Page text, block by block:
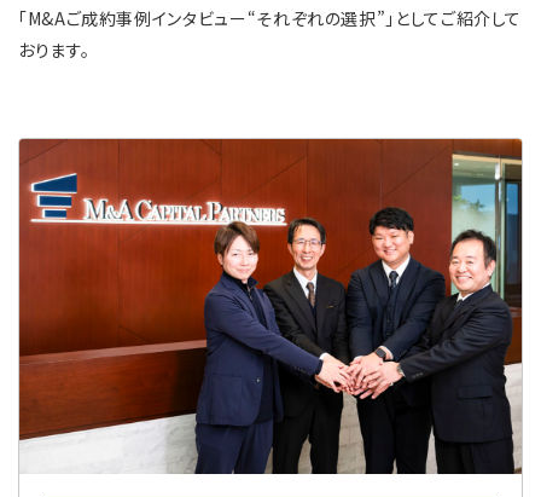
「M&Aご成約事例インタビュー“それぞれの選択”」としてご紹介して
おります。